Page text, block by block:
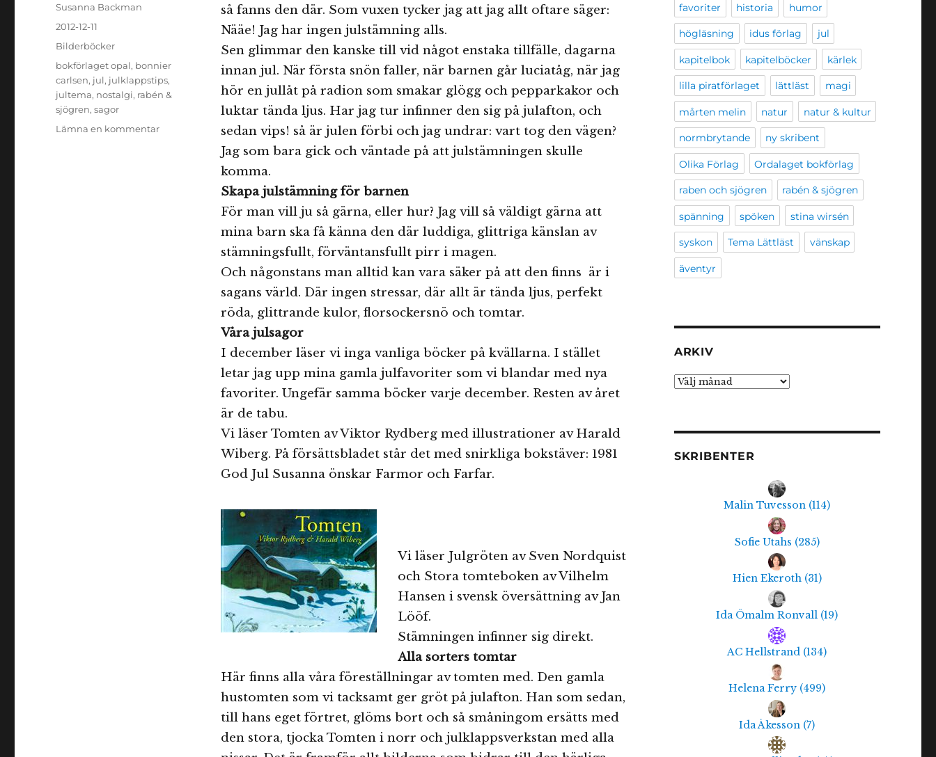
så fanns den där. Som vuxen tycker jag att jag allt oftare säger:
Nääe! Jag har ingen julstämning alls.
Sen glimmar den kanske till vid något enstaka tillfälle, dagarna
innan jul. När första snön faller, när barnen går luciatåg, när jag
hör en jullåt på radion som smakar glögg och pepparkakor och
luktar tända ljus. Har jag tur infinner den sig på julafton, och
sedan vips! så är julen förbi och jag undrar: vart tog den vägen?
Jag som bara gick och väntade på att julstämningen skulle
komma.
Skapa julstämning för barnen
För man vill ju så gärna, eller hur? Jag vill så väldigt gärna att
mina barn ska få känna den där luddiga, glittriga känslan av
stämningsfullt, förväntansfullt pirr i magen.
Och någonstans man alltid kan vara säker på att den finns är i
sagans värld. Där ingen stressar, där allt är tända ljus, perfekt
röda, glittrande kulor, florsockersnö och tomtar.
Våra julsagor
I december läser vi inga vanliga böcker på kvällarna. I stället
letar jag upp mina gamla julfavoriter som vi blandar med nya
favoriter. Ungefär samma böcker varje december. Resten av året
är de tabu.
Vi läser Tomten av Viktor Rydberg med illustrationer av Harald
Wiberg. På försättsbladet står det med snirkliga bokstäver: 1981
God Jul Susanna önskar Farmor och Farfar.
Vi läser Julgröten av Sven Nordquist
och Stora tomteboken av Vilhelm
Hansen i svensk översättning av Jan
Lööf.
Stämningen infinner sig direkt.
Alla sorters tomtar
Här finns alla våra föreställningar av tomten med. Den gamla
hustomten som vi tacksamt ger gröt på julafton. Han som sedan,
till hans eget förtret, glöms bort och så småningom ersätts med
den stora, tjocka Tomten i norr och julklappsverkstan med alla
Författare
Susanna Backman
Publicerat
den
2012-12-11
Kategorier
Bilderböcker
Etiketter
bokförlaget opal, bonnier
carlsen, jul, julklappstips,
jultema, nostalgi, rabén &
sjögren,sagor
Lämna en kommentartill
favoriter historia humor
högläsning idus förlag jul
kapitelbok kapitelböcker kärlek
lilla piratförlaget lättläst magi
mårten melin natur natur & kultur
normbrytande ny skribent
Olika Förlag Ordalaget bokförlag
raben och sjögren rabén & sjögren
spänning spöken stina wirsén
syskon Tema Lättläst vänskap
äventyr
ARKIV
Arkiv
SKRIBENTER
Malin Tuvesson (114)
Sofie Utahs (285)
Hien Ekeroth (31)
Ida Ömalm Ronvall (19)
AC Hellstrand (134)
Helena Ferry (499)
Ida Åkesson (7)